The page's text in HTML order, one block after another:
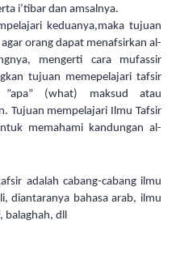
i’tibar dan amsalnya.
keduanya,maka tujuan
orang dapat menafsirkan al-
mengerti cara mufassir
tujuan memepelajari tafsir
(what) maksud atau
Tujuan mempelajari Ilmu Tafsir
memahami kandungan al-
adalah cabang-cabang ilmu
diantaranya bahasa arab, ilmu
balaghah, dll